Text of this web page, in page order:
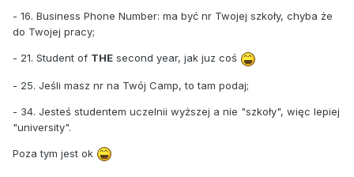
- 16. Business Phone Number: ma być nr Twojej szkoły, chyba że
do Twojej pracy;
- 21. Student of THE second year, jak juz coś
- 25. Jeśli masz nr na Twój Camp, to tam podaj;
- 34. Jesteś studentem uczelnii wyższej a nie "szkoły", więc lepiej
"university".
Poza tym jest ok